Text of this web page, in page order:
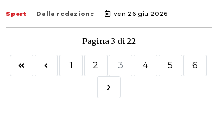
Sport Dalla redazione ven 26 giu 2026
Pagina 3 di 22
1 2 3 4 5 6